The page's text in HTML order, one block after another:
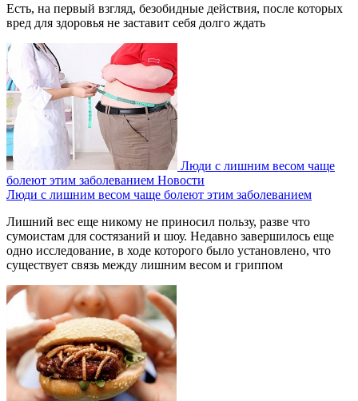
Есть, на первый взгляд, безобидные действия, после которых
вред для здоровья не заставит себя долго ждать
Люди с лишним весом чаще
болеют этим заболеванием Новости
Люди с лишним весом чаще болеют этим заболеванием
Лишний вес еще никому не приносил пользу, разве что
сумоистам для состязаний и шоу. Недавно завершилось еще
одно исследование, в ходе которого было установлено, что
существует связь между лишним весом и гриппом